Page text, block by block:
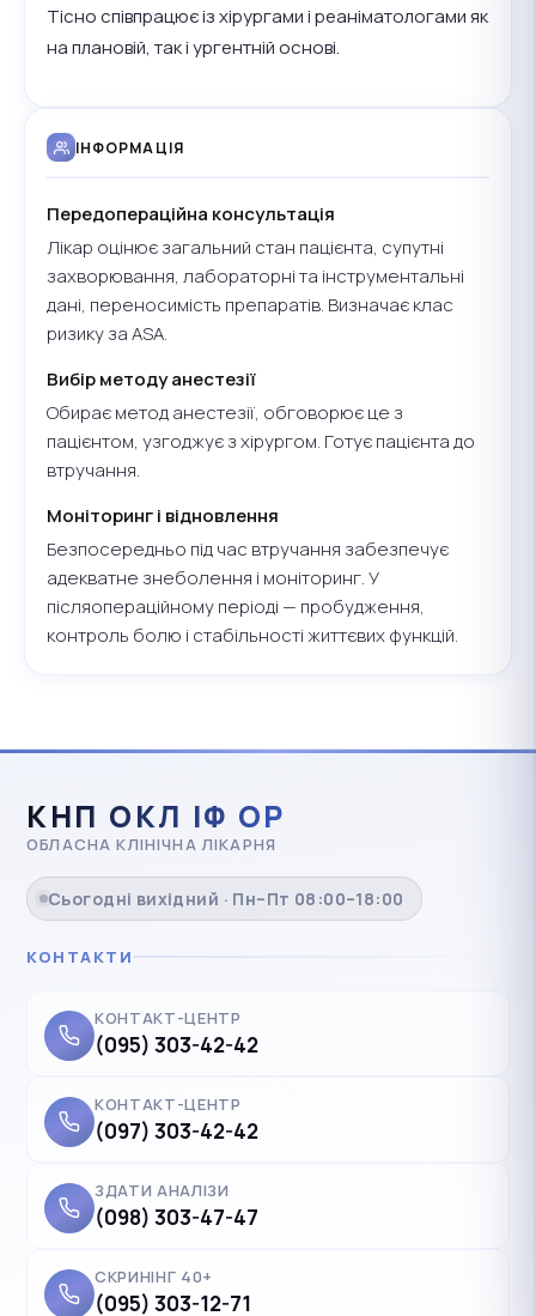
Тісно співпрацює із хірургами і реаніматологами як
на плановій, так і ургентній основі.
ІНФОРМАЦІЯ
Передопераційна консультація
Лікар оцінює загальний стан пацієнта, супутні
захворювання, лабораторні та інструментальні
дані, переносимість препаратів. Визначає клас
ризику за ASA.
Вибір методу анестезії
Обирає метод анестезії, обговорює це з
пацієнтом, узгоджує з хірургом. Готує пацієнта до
втручання.
Моніторинг і відновлення
Безпосередньо під час втручання забезпечує
адекватне знеболення і моніторинг. У
післяопераційному періоді — пробудження,
контроль болю і стабільності життєвих функцій.
КНП ОКЛ ІФ ОР
ОБЛАСНА КЛІНІЧНА ЛІКАРНЯ
Сьогодні вихідний · Пн–Пт 08:00–18:00
КОНТАКТИ
КОНТАКТ-ЦЕНТР
(095) 303-42-42
КОНТАКТ-ЦЕНТР
(097) 303-42-42
ЗДАТИ АНАЛІЗИ
(098) 303-47-47
СКРИНІНГ 40+
(095) 303-12-71